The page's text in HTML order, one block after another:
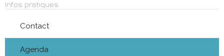
Infos pratiques
Contact
Agenda